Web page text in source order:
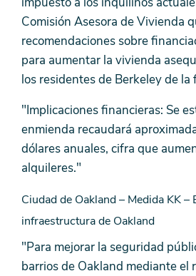
Comisión Asesora de Vivienda
recomendaciones sobre
para aumentar la vivienda
los residentes de Berkeley de
"Implicaciones financieras: Se
enmienda recaudará
dólares anuales, cifra que
alquileres."
Ciudad de Oakland – Medida KK –
infraestructura de Oakland
"Para mejorar la seguridad
barrios de Oakland mediante el